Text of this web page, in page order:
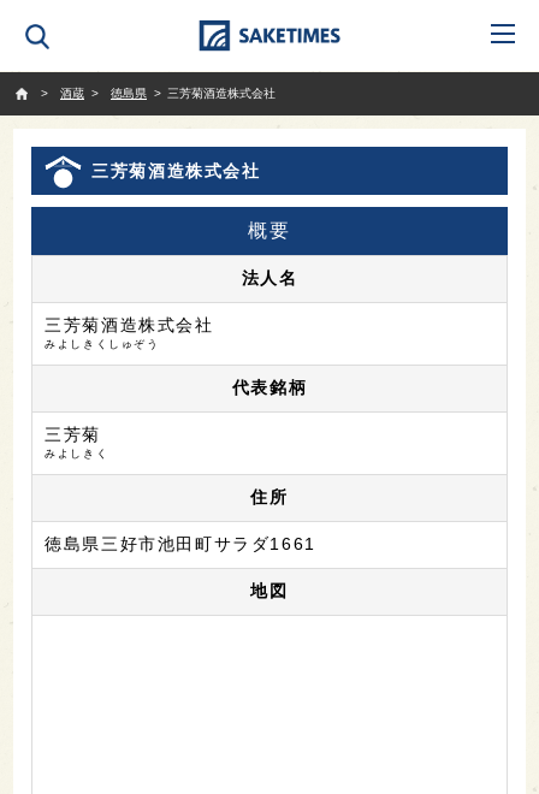
酒蔵
徳島県 三芳菊酒造株式会社
三芳菊酒造株式会社
概要
法人名
三芳菊酒造株式会社
みよしきくしゅぞう
代表銘柄
三芳菊
みよしきく
住所
徳島県三好市池田町サラダ1661
地図